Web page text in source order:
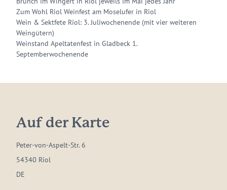
Zum Wohl Riol Weinfest am Moselufer in Riol
Wein & Sektfete Riol: 3. Juliwochenende (mit vier weiteren
Weingütern)
Weinstand Apeltatenfest in Gladbeck 1.
Septemberwochenende
Auf der Karte
Peter-von-Aspelt-Str. 6
54340 Riol
DE